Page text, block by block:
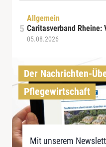
Allgemein
Caritasverband
05.08.2026
Der Nachrichten-
Pflegewirtschaft
Mit unserem